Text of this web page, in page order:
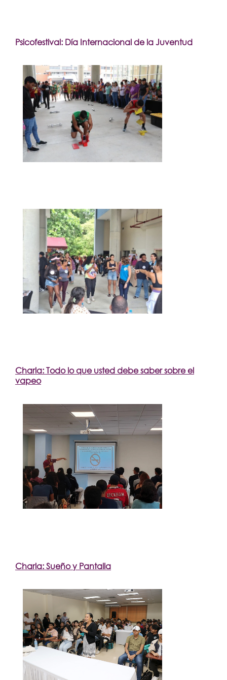
Psicofestival: Día Internacional de la Juventud
Charla: Todo lo que usted debe saber sobre el
vapeo
Charla: Sueño y Pantalla